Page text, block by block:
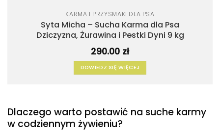
KARMA I PRZYSMAKI DLA PSA
Syta Micha – Sucha Karma dla Psa
Dziczyzna, Żurawina i Pestki Dyni 9 kg
290.00 zł
DOWIEDZ SIĘ WIĘCEJ
Dlaczego warto postawić na suche karmy
w codziennym żywieniu?